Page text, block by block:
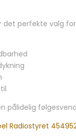
er det perfekte
pålidelig